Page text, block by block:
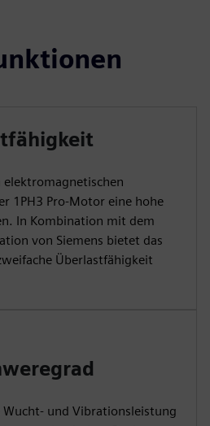
1PH3 Pro-Motor eine hohe
In Kombination mit dem
von Siemens bietet das
Überlastfähigkeit
Wucht- und Vibrationsleistung